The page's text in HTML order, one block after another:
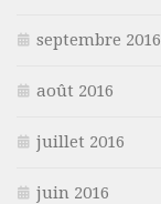
septembre 2016
août 2016
juillet 2016
juin 2016